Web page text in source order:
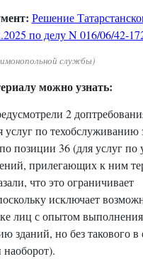
Решение
по делу N 016/06/42-
службы)
можно узнать:
2
услуг по техобслуживанию
позиции 36 (для услуг по
прилегающих к ним
что это ограничивает
исключает
лиц с опытом
зданий, но без такового в